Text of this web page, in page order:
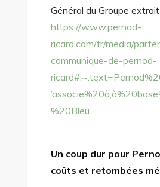
Général du Groupe
https://www.pernod-
ricard.com/fr/media/
communique-de-pernod-
%20Bleu
Un coup dur pour
coûts et retombées